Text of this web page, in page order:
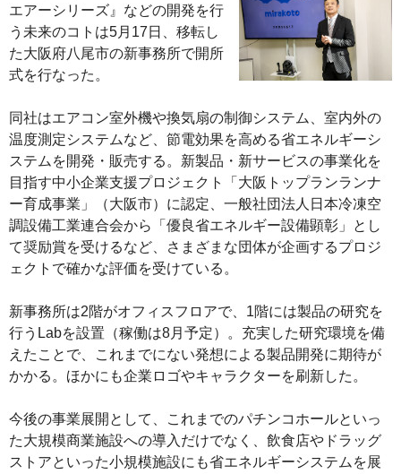
エアーシリーズ』などの開発を行
う未来のコトは5月17日、移転し
た大阪府八尾市の新事務所で開所
式を行なった。
同社はエアコン室外機や換気扇の制御システム、室内外の
温度測定システムなど、節電効果を高める省エネルギーシ
ステムを開発・販売する。新製品・新サービスの事業化を
目指す中小企業支援プロジェクト「大阪トップランランナ
ー育成事業」（大阪市）に認定、一般社団法人日本冷凍空
調設備工業連合会から「優良省エネルギー設備顕彰」とし
て奨励賞を受けるなど、さまざまな団体が企画するプロジ
ェクトで確かな評価を受けている。
新事務所は2階がオフィスフロアで、1階には製品の研究を
行うLabを設置（稼働は8月予定）。充実した研究環境を備
えたことで、これまでにない発想による製品開発に期待が
かかる。ほかにも企業ロゴやキャラクターを刷新した。
今後の事業展開として、これまでのパチンコホールといっ
た大規模商業施設への導入だけでなく、飲食店やドラッグ
ストアといった小規模施設にも省エネルギーシステムを展